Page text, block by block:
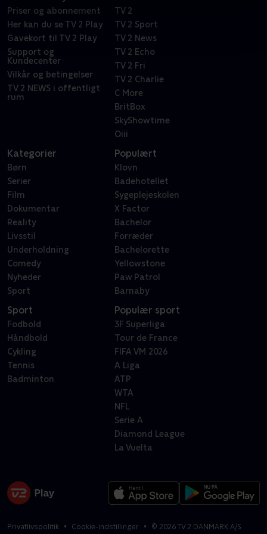
Priser og abonnement
Her kan du se TV 2 Play
Gavekort til TV 2 Play
Support og
Kundecenter
Vilkår og betingelser
TV 2 NEWS i offentligt
rum
TV 2
TV 2 Sport
TV 2 News
TV 2 Echo
TV 2 Fri
TV 2 Charlie
C More
BritBox
SkyShowtime
Oiii
Kategorier
Børn
Serier
Film
Dokumentar
Reality
Livsstil
Underholdning
Comedy
Nyheder
Sport
Populært
Klovn
Badehotellet
Sygeplejeskolen
X Factor
Bachelor
Forræder
Bachelorette
Yellowstone
Paw Patrol
Barnaby
Sport
Fodbold
Håndbold
Cykling
Tennis
Badminton
Populær sport
3F Superliga
Tour de France
FIFA VM 2026
A Liga
ATP
WTA
NFL
Serie A
Diamond League
La Vuelta
Privatlivspolitik Cookie-indstillinger © 2026TV 2 DANMARK A/S